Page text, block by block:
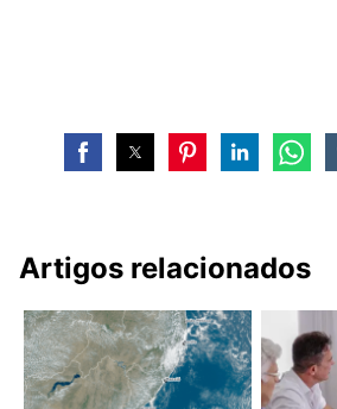
Artigos relacionados